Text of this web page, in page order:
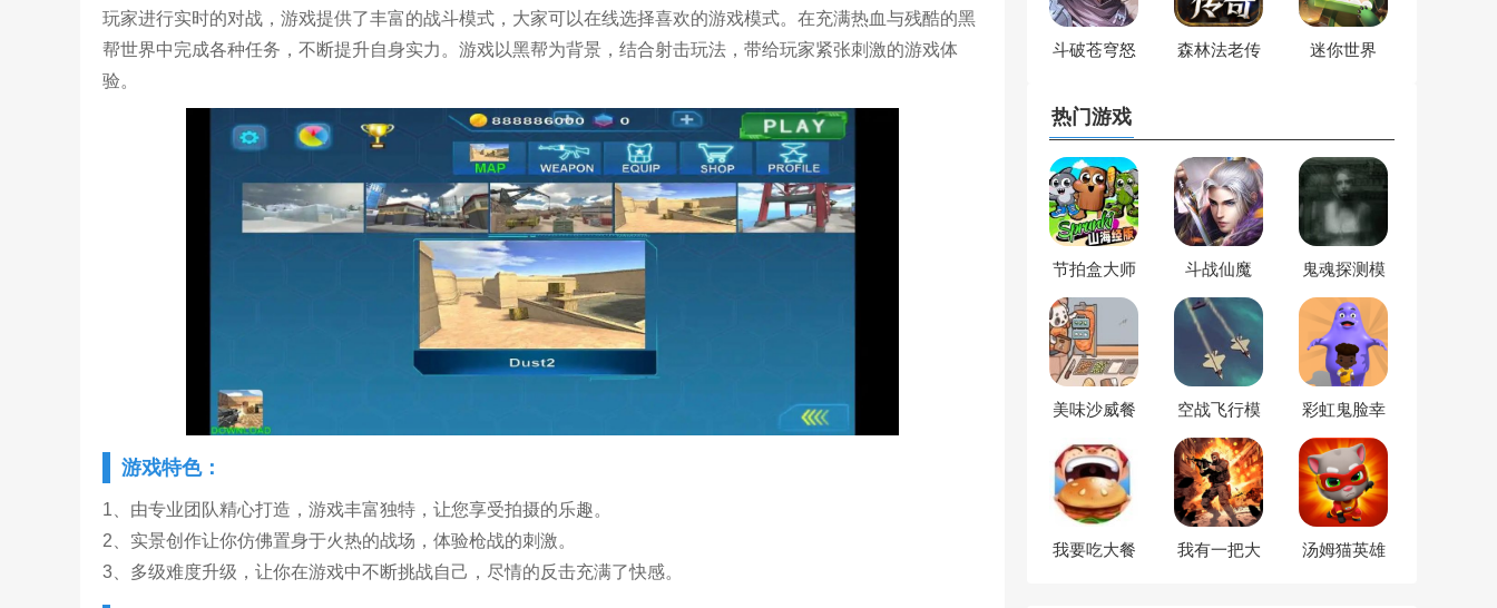
玩家进行实时的对战，游戏提供了丰富的战斗模式，大家可以在线选择喜欢的游戏模式。在充满热血与残酷的黑
帮世界中完成各种任务，不断提升自身实力。游戏以黑帮为背景，结合射击玩法，带给玩家紧张刺激的游戏体
验。
游戏特色：
1、由专业团队精心打造，游戏丰富独特，让您享受拍摄的乐趣。
2、实景创作让你仿佛置身于火热的战场，体验枪战的刺激。
3、多级难度升级，让你在游戏中不断挑战自己，尽情的反击充满了快感。
斗破苍穹怒
森林法老传
迷你世界
热门游戏
节拍盒大师 斗战仙魔
鬼魂探测模
美味沙威餐
空战飞行模
彩虹鬼脸幸
我要吃大餐
我有一把大
汤姆猫英雄